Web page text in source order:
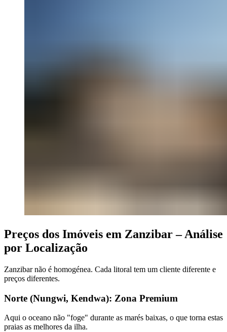
Preços dos Imóveis em Zanzibar – Análise
por Localização
Zanzibar não é homogénea. Cada litoral tem um cliente diferente e
preços diferentes.
Norte (Nungwi, Kendwa): Zona Premium
Aqui o oceano não "foge" durante as marés baixas, o que torna estas
praias as melhores da ilha.